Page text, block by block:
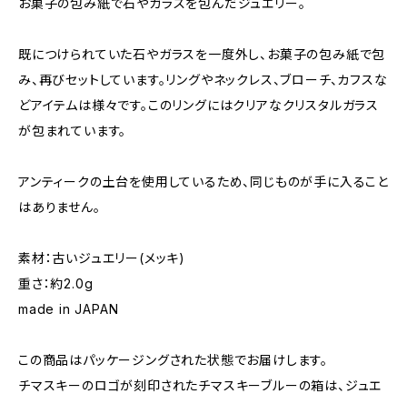
お菓子の包み紙で石やガラスを包んだジュエリー。
既につけられていた石やガラスを一度外し、お菓子の包み紙で包
み、再びセットしています。リングやネックレス、ブローチ、カフスな
どアイテムは様々です。このリングにはクリアなクリスタルガラス
が包まれています。
アンティークの土台を使用しているため、同じものが手に入ること
はありません。
素材：古いジュエリー(メッキ)
重さ：約2.0g
made in JAPAN
この商品はパッケージングされた状態でお届けします。
チマスキーのロゴが刻印されたチマスキーブルーの箱は、ジュエ